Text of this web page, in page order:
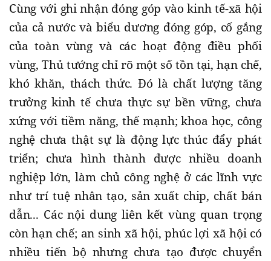
Cùng với ghi nhận đóng góp vào kinh tế-xã hội
của cả nước và biểu dương đóng góp, cố gắng
của toàn vùng và các hoạt động điều phối
vùng, Thủ tướng chỉ rõ một số tồn tại, hạn chế,
khó khăn, thách thức. Đó là chất lượng tăng
trưởng kinh tế chưa thực sự bền vững, chưa
xứng với tiềm năng, thế mạnh; khoa học, công
nghệ chưa thật sự là động lực thúc đẩy phát
triển; chưa hình thành được nhiều doanh
nghiệp lớn, làm chủ công nghệ ở các lĩnh vực
như trí tuệ nhân tạo, sản xuất chip, chất bán
dẫn... Các nội dung liên kết vùng quan trọng
còn hạn chế; an sinh xã hội, phúc lợi xã hội có
nhiều tiến bộ nhưng chưa tạo được chuyển